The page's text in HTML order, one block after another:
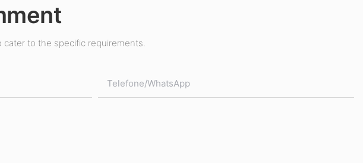
to the specific requirements.
Telefone/whatsApp